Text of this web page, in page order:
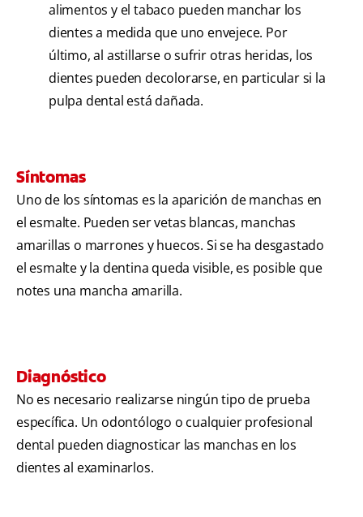
alimentos y el tabaco pueden manchar los
dientes a medida que uno envejece. Por
último, al astillarse o sufrir otras heridas, los
dientes pueden decolorarse, en particular si la
pulpa dental está dañada.
Síntomas
Uno de los síntomas es la aparición de manchas en
el esmalte. Pueden ser vetas blancas, manchas
amarillas o marrones y huecos. Si se ha desgastado
el esmalte y la dentina queda visible, es posible que
notes una mancha amarilla.
Diagnóstico
No es necesario realizarse ningún tipo de prueba
específica. Un odontólogo o cualquier profesional
dental pueden diagnosticar las manchas en los
dientes al examinarlos.